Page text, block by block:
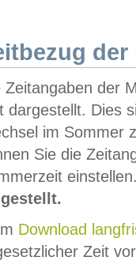
der
Zeitangaben der
dargestellt. Dies
im Sommer
Sie die
Download
Zeit